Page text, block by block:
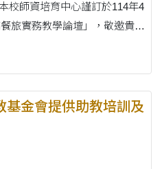
旅實務教學論壇」，敬邀貴校
基金會提供助教培訓及